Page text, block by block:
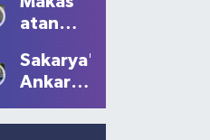
Oluştu
Tüm
Güzelliğiyle
Devam
Ediyor
atan
10 bin
lira ceza
Sakarya'dan
Ankara'ya
çağrısı